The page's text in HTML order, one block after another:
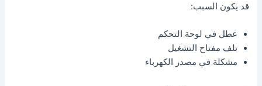
قد يكون السبب:
عطل في لوحة التحكم
تلف مفتاح التشغيل
مشكلة في مصدر الكهرباء